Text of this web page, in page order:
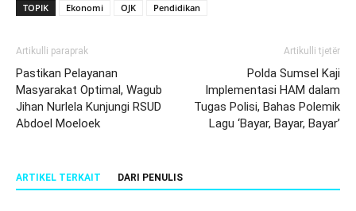
TOPIK Ekonomi OJK Pendidikan
Artikulli paraprak
Pastikan Pelayanan
Masyarakat Optimal, Wagub
Jihan Nurlela Kunjungi RSUD
Abdoel Moeloek
Artikulli tjetër
Polda Sumsel Kaji
Implementasi HAM dalam
Tugas Polisi, Bahas Polemik
Lagu ‘Bayar, Bayar, Bayar’
ARTIKEL TERKAIT DARI PENULIS